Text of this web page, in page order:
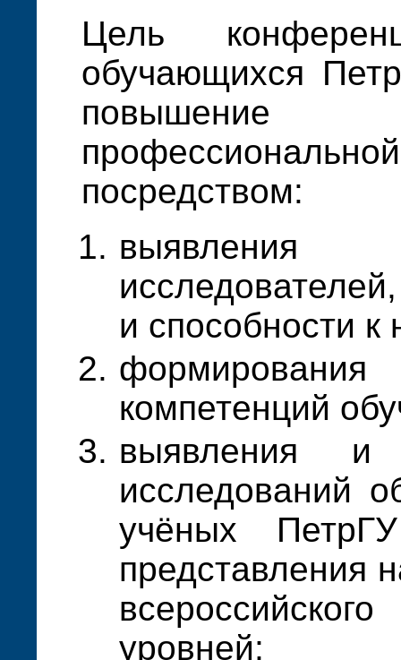
Цель
обучающихся
посредством:
и способности к
компетенций
выявления и
исследований
учёных
представления
уровней;